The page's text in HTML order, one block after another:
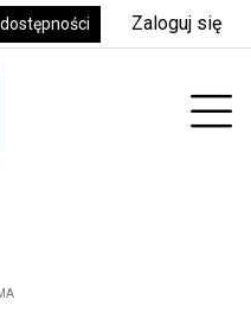
Zaloguj się